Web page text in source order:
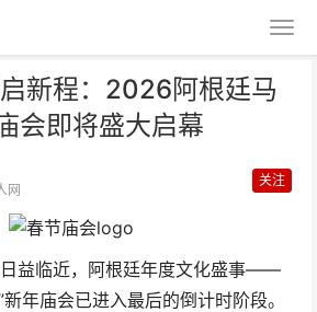
新程：2026阿根廷马
会即将盛大启幕
网
关注
日益临近，阿根廷年度文化盛事——
年庙会已进入最后的倒计时阶段。
庙